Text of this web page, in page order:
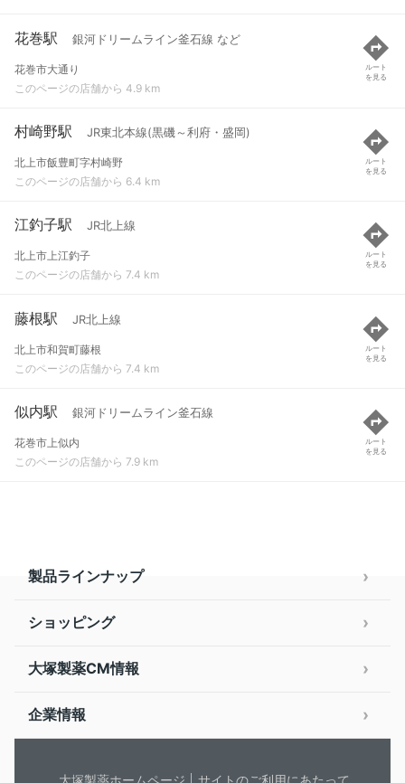
花巻駅 銀河ドリームライン釜石線 など
花巻市大通り
このページの店舗から 4.9 km
ルート
を見る
村崎野駅 JR東北本線(黒磯～利府・盛岡)
北上市飯豊町字村崎野
このページの店舗から 6.4 km
ルート
を見る
江釣子駅 JR北上線
北上市上江釣子
このページの店舗から 7.4 km
ルート
を見る
藤根駅 JR北上線
北上市和賀町藤根
このページの店舗から 7.4 km
ルート
を見る
似内駅 銀河ドリームライン釜石線
花巻市上似内
このページの店舗から 7.9 km
ルート
を見る
製品ラインナップ
ショッピング
大塚製薬CM情報
企業情報